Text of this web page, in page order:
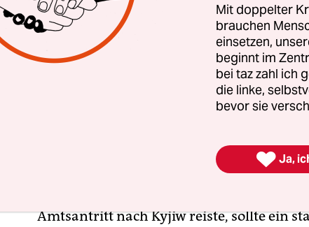
Es gibt derzeit kaum einen Diplomaten,
Mark Rutte. Seit mehr als neun Monaten
Premierminister durch Europa und über
Die Nato-Mitgliedstaaten zu einer
Stoltenberg übernahm, befand sich die
Kriegswinter. Soldaten fehlten an der
Amtsantritt nach Kyjiw reiste, sollte ein
Mit doppelter
brauchen
einsetzen,
beginnt im
bei taz zahl ich
die linke,
bevor sie
 Ja,